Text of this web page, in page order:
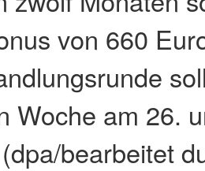
von 660
Woche am 26.
bearbeitet